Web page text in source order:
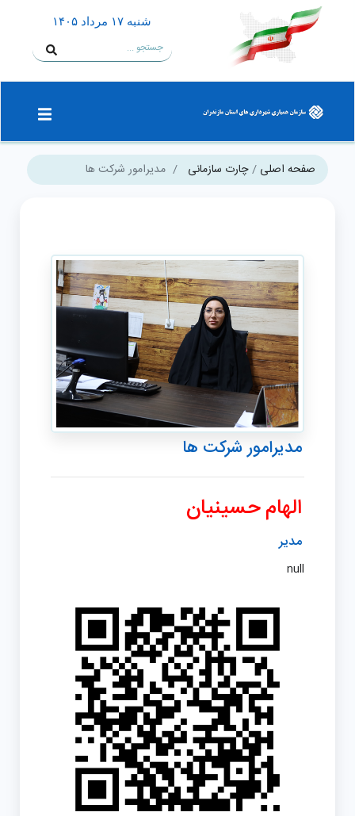
شنبه ۱۷ مرداد ۱۴۰۵
صفحه اصلی چارت سازمانی مدیرامور شرکت ‌ها
مدیرامور شرکت ‌ها
الهام حسینیان
مدیر
null